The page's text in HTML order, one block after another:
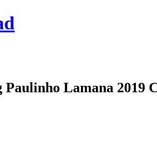
Lamana 2019